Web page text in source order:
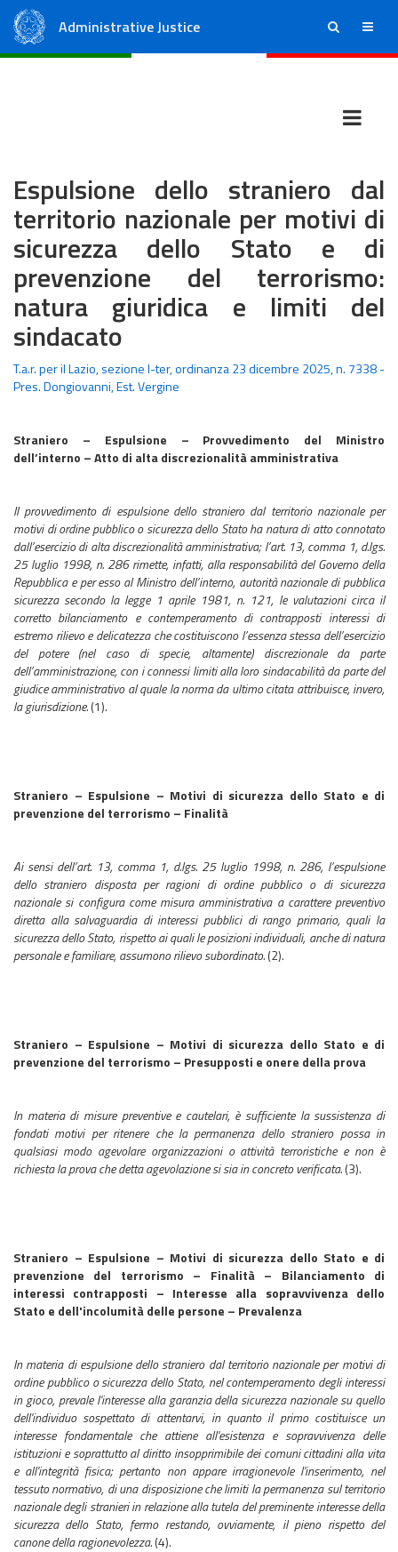
Administrative Justice ricerca menu
Espulsione dello straniero dal
territorio nazionale per motivi di
sicurezza dello Stato e di
prevenzione del terrorismo:
natura giuridica e limiti del
sindacato
T.a.r. per il Lazio, sezione I-ter, ordinanza 23 dicembre 2025, n. 7338 -
Pres. Dongiovanni, Est. Vergine
Straniero – Espulsione – Provvedimento del Ministro
dell’interno – Atto di alta discrezionalità amministrativa
Il provvedimento di espulsione dello straniero dal territorio nazionale per
motivi di ordine pubblico o sicurezza dello Stato ha natura di atto connotato
dall’esercizio di alta discrezionalità amministrativa; l’art. 13, comma 1, d.lgs.
25 luglio 1998, n. 286 rimette, infatti, alla responsabilità del Governo della
Repubblica e per esso al Ministro dell’interno, autorità nazionale di pubblica
sicurezza secondo la legge 1 aprile 1981, n. 121, le valutazioni circa il
corretto bilanciamento e contemperamento di contrapposti interessi di
estremo rilievo e delicatezza che costituiscono l’essenza stessa dell’esercizio
del potere (nel caso di specie, altamente) discrezionale da parte
dell’amministrazione, con i connessi limiti alla loro sindacabilità da parte del
giudice amministrativo al quale la norma da ultimo citata attribuisce, invero,
la giurisdizione.(1).
Straniero – Espulsione – Motivi di sicurezza dello Stato e di
prevenzione del terrorismo – Finalità
Ai sensi dell’art. 13, comma 1, d.lgs. 25 luglio 1998, n. 286, l’espulsione
dello straniero disposta per ragioni di ordine pubblico o di sicurezza
nazionale si configura come misura amministrativa a carattere preventivo
diretta alla salvaguardia di interessi pubblici di rango primario, quali la
sicurezza dello Stato, rispetto ai quali le posizioni individuali, anche di natura
personale e familiare, assumono rilievo subordinato.(2).
Straniero – Espulsione – Motivi di sicurezza dello Stato e di
prevenzione del terrorismo – Presupposti e onere della prova
In materia di misure preventive e cautelari, è sufficiente la sussistenza di
fondati motivi per ritenere che la permanenza dello straniero possa in
qualsiasi modo agevolare organizzazioni o attività terroristiche e non è
richiesta la prova che detta agevolazione si sia in concreto verificata.(3).
Straniero – Espulsione – Motivi di sicurezza dello Stato e di
prevenzione del terrorismo – Finalità – Bilanciamento di
interessi contrapposti – Interesse alla sopravvivenza dello
Stato e dell'incolumità delle persone – Prevalenza
In materia di espulsione dello straniero dal territorio nazionale per motivi di
ordine pubblico o sicurezza dello Stato, nel contemperamento degli interessi
in gioco, prevale l'interesse alla garanzia della sicurezza nazionale su quello
dell'individuo sospettato di attentarvi, in quanto il primo costituisce un
interesse fondamentale che attiene all'esistenza e sopravvivenza delle
istituzioni e soprattutto al diritto insopprimibile dei comuni cittadini alla vita
e all'integrità fisica; pertanto non appare irragionevole l'inserimento, nel
tessuto normativo, di una disposizione che limiti la permanenza sul territorio
nazionale degli stranieri in relazione alla tutela del preminente interesse della
sicurezza dello Stato, fermo restando, ovviamente, il pieno rispetto del
canone della ragionevolezza.(4).